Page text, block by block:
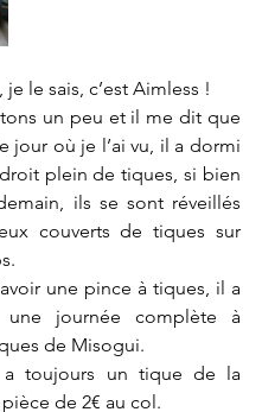
le sais, c’est Aimless !
un peu et il me dit que
jour où je l’ai vu, il a dormi
plein de tiques, si bien
ils se sont réveillés
couverts de tiques sur
une pince à tiques, il a
une journée complète à
de Misogui.
a toujours un tique de la
de 2€ au col.